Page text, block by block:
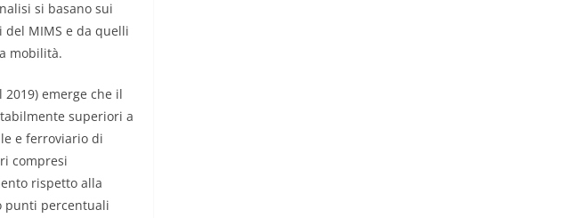
si basano sui
MIMS e da quelli
mobilità.
emerge che il
superiori a
e ferroviario di
compresi
rispetto alla
punti percentuali